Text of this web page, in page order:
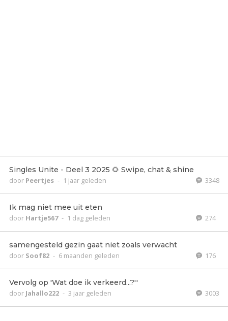
Singles Unite - Deel 3 2025 🌻 Swipe, chat & shine
door Peertjes - 1 jaar geleden 3348
Ik mag niet mee uit eten
door Hartje567 - 1 dag geleden 274
samengesteld gezin gaat niet zoals verwacht
door Soof82 - 6 maanden geleden 176
Vervolg op 'Wat doe ik verkeerd...?''
door Jahallo222 - 3 jaar geleden 3003